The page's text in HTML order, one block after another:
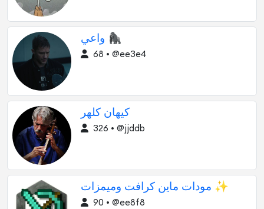
واعي 🦍
68 • @ee3e4
کیهان کلهر
326 • @jjddb
مودات ماين كرافت وميمزات ✨
90 • @ee8f8